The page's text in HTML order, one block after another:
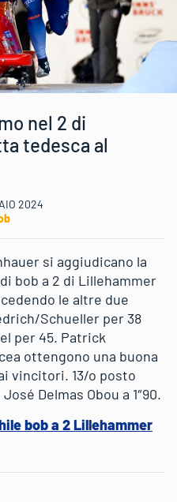
nel 2 di
tedesca al
2024
si aggiudicano la
bob a 2 di Lillehammer
le altre due
Schueller per 38
per 45. Patrick
ottengono una buona
vincitori. 13/o posto
Delmas Obou a 1″90.
bob a 2 Lillehammer